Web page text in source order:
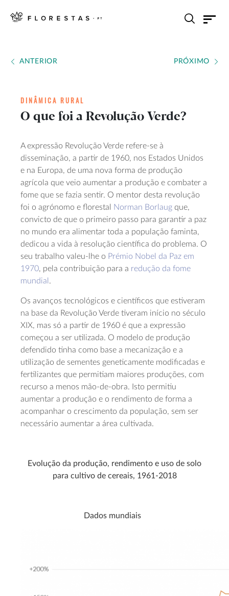
ANTERIOR PRÓXIMO
DINÂMICA RURAL
O que foi a Revolução Verde?
A expressão Revolução Verde refere-se à
disseminação, a partir de 1960, nos Estados Unidos
e na Europa, de uma nova forma de produção
agrícola que veio aumentar a produção e combater a
fome que se fazia sentir. O mentor desta revolução
foi o agrónomo e florestal
Norman Borlaug que,
convicto de que o primeiro passo para garantir a paz
no mundo era alimentar toda a população faminta,
dedicou a vida à resolução científica do problema. O
seu trabalho valeu-lhe o Prémio Nobel da Paz em
1970, pela contribuição para a redução da fome
mundial .
Os avanços tecnológicos e científicos que estiveram
na base da Revolução Verde tiveram início no século
XIX, mas só a partir de 1960 é que a expressão
começou a ser utilizada. O modelo de produção
defendido tinha como base a mecanização e a
utilização de sementes geneticamente modificadas e
fertilizantes que permitiam maiores produções, com
recurso a menos mão-de-obra. Isto permitiu
aumentar a produção e o rendimento de forma a
acompanhar o crescimento da população, sem ser
necessário aumentar a área cultivada.
Evolução da produção, rendimento e uso de solo
para cultivo de cereais, 1961-2018
Dados mundiais